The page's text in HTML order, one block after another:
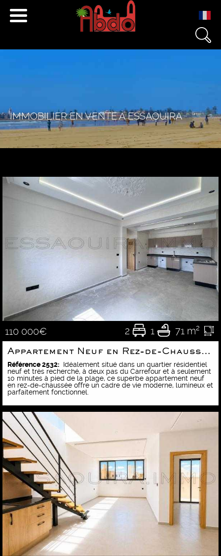
IMMOBILIER EN VENTE À ESSAOUIRA
110 000€ 2 1 71 m²
Appartement Neuf en Rez-de-Chaussée – À 10 min à pied de la plage
Référence 2532: Idéalement situé dans un quartier résidentiel
neuf et très recherché, à deux pas du Carrefour et à seulement
10 minutes à pied de la plage, ce superbe appartement neuf
en rez-de-chaussée offre un cadre de vie moderne, lumineux et
parfaitement fonctionnel.